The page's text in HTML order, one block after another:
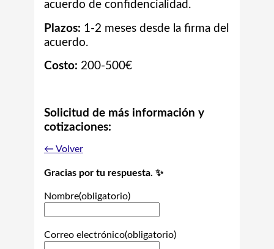
acuerdo de confidencialidad.
Plazos: 1-2 meses desde la firma del
acuerdo.
Costo: 200-500€
Solicitud de más información y
cotizaciones:
← Volver
Gracias por tu respuesta. ✨
Nombre(obligatorio)
Correo electrónico(obligatorio)